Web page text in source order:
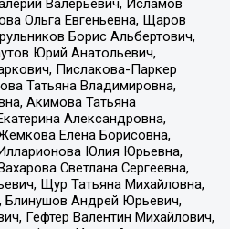
Валерьевич, Исламов
Ольга Евгеньевна, Щаров
Борис Альбертович,
Юрий Анатольевич,
Пислакова-Паркер
Татьяна Владимировна,
Акимова Татьяна
Александровна,
Елена Борисовна,
Юлия Юрьевна,
Светлана Сергеевна,
Щур Татьяна Михайловна,
Блинушов Андрей Юрьевич,
Гефтер Валентин Михайлович,